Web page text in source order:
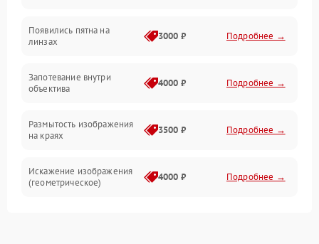
Появились пятна на
линзах
3000 ₽ Подробнее →
Запотевание внутри
объектива
4000 ₽ Подробнее →
Размытость изображения
на краях
3500 ₽ Подробнее →
Искажение изображения
(геометрическое)
4000 ₽ Подробнее →